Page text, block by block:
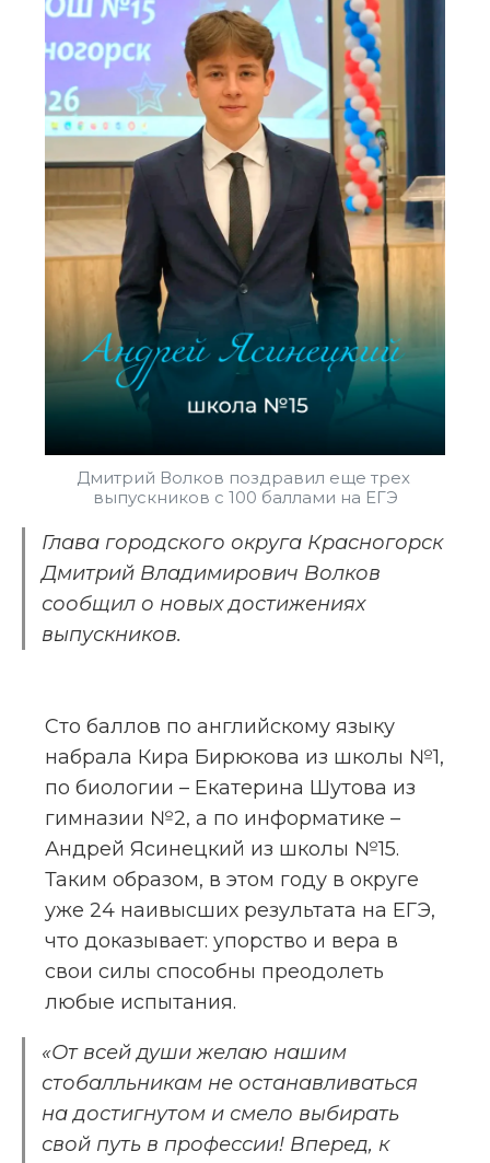
Дмитрий Волков поздравил еще трех
выпускников с 100 баллами на ЕГЭ
Глава городского округа Красногорск
Дмитрий Владимирович Волков
сообщил о новых достижениях
выпускников.
Сто баллов по английскому языку
набрала Кира Бирюкова из школы №1,
по биологии – Екатерина Шутова из
гимназии №2, а по информатике –
Андрей Ясинецкий из школы №15.
Таким образом, в этом году в округе
уже 24 наивысших результата на ЕГЭ,
что доказывает: упорство и вера в
свои силы способны преодолеть
любые испытания.
«От всей души желаю нашим
стобалльникам не останавливаться
на достигнутом и смело выбирать
свой путь в профессии! Вперед, к